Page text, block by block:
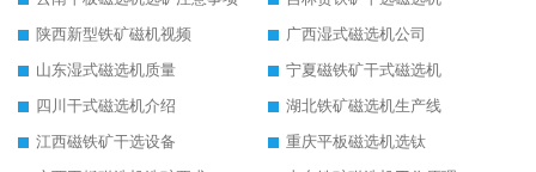
陕西新型铁矿磁机视频
广西湿式磁选机公司
山东湿式磁选机质量
宁夏磁铁矿干式磁选机
四川干式磁选机介绍
湖北铁矿磁选机生产线
江西磁铁矿干选设备
重庆平板磁选机选钛